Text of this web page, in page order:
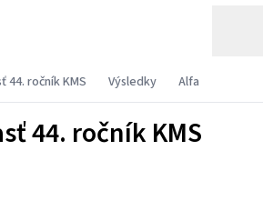
44. ročník KMS Výsledky Alfa
44. ročník KMS